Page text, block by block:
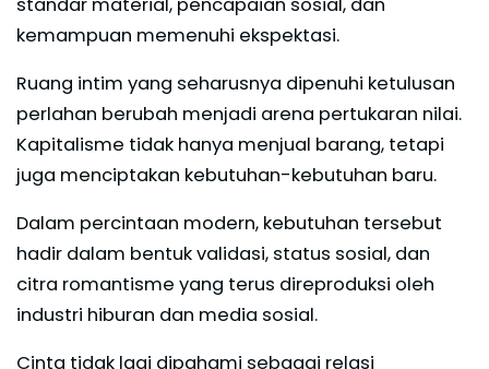
standar material, pencapaian sosial, dan
kemampuan memenuhi ekspektasi.
Ruang intim yang seharusnya dipenuhi ketulusan
perlahan berubah menjadi arena pertukaran nilai.
Kapitalisme tidak hanya menjual barang, tetapi
juga menciptakan kebutuhan-kebutuhan baru.
Dalam percintaan modern, kebutuhan tersebut
hadir dalam bentuk validasi, status sosial, dan
citra romantisme yang terus direproduksi oleh
industri hiburan dan media sosial.
Cinta tidak lagi dipahami sebagai relasi